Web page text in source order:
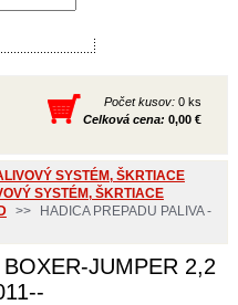
Počet kusov: 0 ks
Celková cena: 0,00 €
SYSTÉM, ŠKRTIACE
SYSTÉM, ŠKRTIACE
>>
HADICA PREPADU PALIVA -
JUMPER 2,2